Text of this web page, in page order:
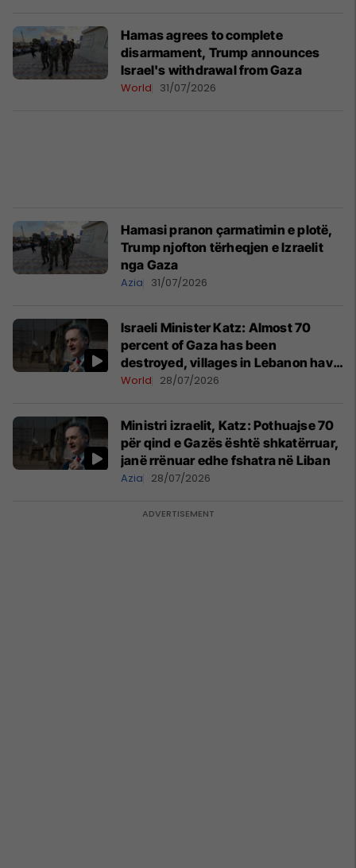
Hamas agrees to complete
disarmament, Trump announces
Israel's withdrawal from Gaza
World 31/07/2026
Hamasi pranon çarmatimin e plotë,
Trump njofton tërheqjen e Izraelit
nga Gaza
Azia 31/07/2026
Israeli Minister Katz: Almost 70
percent of Gaza has been
destroyed, villages in Lebanon have
also been razed
World 28/07/2026
Ministri izraelit, Katz: Pothuajse 70
për qind e Gazës është shkatërruar,
janë rrënuar edhe fshatra në Liban
Azia 28/07/2026